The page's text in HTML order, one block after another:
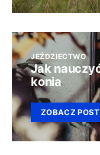
JEŹDZIECTWO
Jak
konia
ZOBACZ POST